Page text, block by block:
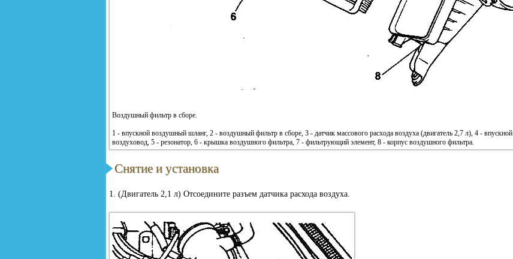
Воздушный фильтр в сборе.
1 - впускной воздушный шланг, 2 - воздушный фильтр в сборе, 3 - датчик массового расхода воздуха (двигатель 2,7 л), 4 - впускной
воздуховод, 5 - резонатор, 6 - крышка воздушного фильтра, 7 - фильтрующий элемент, 8 - корпус воздушного фильтра.
Снятие и установка
1. (Двигатель 2,1 л) Отсоедините разъем датчика расхода воздуха.